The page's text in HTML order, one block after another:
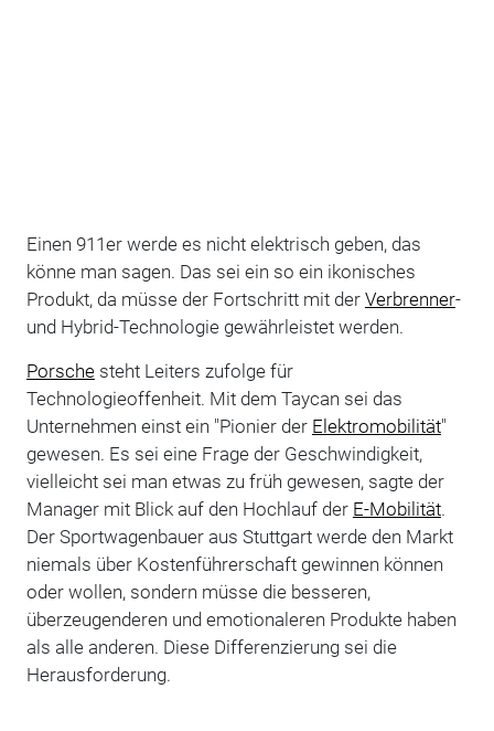
Einen 911er werde es nicht elektrisch geben, das
könne man sagen. Das sei ein so ein ikonisches
Produkt, da müsse der Fortschritt mit der Verbrenner-
und Hybrid-Technologie gewährleistet werden.
Porschesteht Leiters zufolge für
Technologieoffenheit. Mit dem Taycan sei das
Unternehmen einst ein "Pionier der Elektromobilität"
gewesen. Es sei eine Frage der Geschwindigkeit,
vielleicht sei man etwas zu früh gewesen, sagte der
Manager mit Blick auf den Hochlauf der E-Mobilität.
Der Sportwagenbauer aus Stuttgart werde den Markt
niemals über Kostenführerschaft gewinnen können
oder wollen, sondern müsse die besseren,
überzeugenderen und emotionaleren Produkte haben
als alle anderen. Diese Differenzierung sei die
Herausforderung.